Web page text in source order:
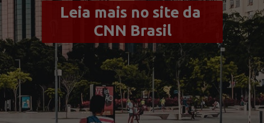
Leia mais no site da
CNN Brasil